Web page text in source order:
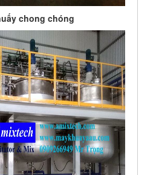
chong chóng